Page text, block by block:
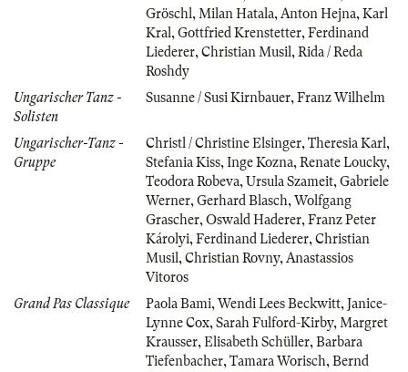
Gröschl , Milan Hatala, Anton Hejna, Karl
Kral , Gottfried Krenstetter, Ferdinand
Liederer, Christian Musil , Rida / Reda
Roshdy
Ungarischer Tanz -
Solisten
Susanne / Susi Kirnbauer, Franz Wilhelm
Ungarischer-Tanz -
Gruppe
Christl / Christine Elsinger, Theresia Karl ,
Stefania Kiss, Inge Kozna, Renate Loucky,
Teodora Robeva, Ursula Szameit, Gabriele
Werner, Gerhard Blasch, Wolfgang
Grascher, Oswald Haderer, Franz Peter
Károlyi, Ferdinand Liederer, Christian
Musil , Christian Rovny, Anastassios
Vitoros
Grand Pas Classique
Paola Bami, Wendi Lees Beckwitt, Janice-
Lynne Cox, Sarah Fulford-Kirby, Margret
Krausser, Elisabeth Schüller, Barbara
Tiefenbacher, Tamara Worisch, Bernd